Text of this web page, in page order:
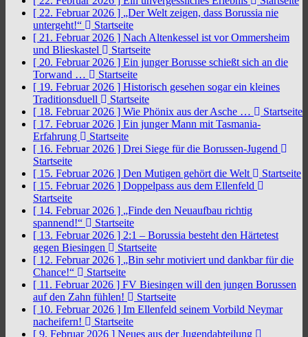
[ 22. Februar 2026 ] „Der Welt zeigen, dass Borussia nie
untergeht!“
Startseite
[ 21. Februar 2026 ] Nach Altenkessel ist vor Ommersheim
und Blieskastel
Startseite
[ 20. Februar 2026 ] Ein junger Borusse schießt sich an die
Torwand …
Startseite
[ 19. Februar 2026 ] Historisch gesehen sogar ein kleines
Traditionsduell
Startseite
[ 18. Februar 2026 ] Wie Phönix aus der Asche …
Startseite
[ 17. Februar 2026 ] Ein junger Mann mit Tasmania-
Erfahrung
Startseite
[ 16. Februar 2026 ] Drei Siege für die Borussen-Jugend
Startseite
[ 15. Februar 2026 ] Den Mutigen gehört die Welt
Startseite
[ 15. Februar 2026 ] Doppelpass aus dem Ellenfeld
Startseite
[ 14. Februar 2026 ] „Finde den Neuaufbau richtig
spannend!“
Startseite
[ 13. Februar 2026 ] 2:1 – Borussia besteht den Härtetest
gegen Biesingen
Startseite
[ 12. Februar 2026 ] „Bin sehr motiviert und dankbar für die
Chance!“
Startseite
[ 11. Februar 2026 ] FV Biesingen will den jungen Borussen
auf den Zahn fühlen!
Startseite
[ 10. Februar 2026 ] Im Ellenfeld seinem Vorbild Neymar
nacheifern!
Startseite
[ 9. Februar 2026 ] Neues aus der Jugendabteilung